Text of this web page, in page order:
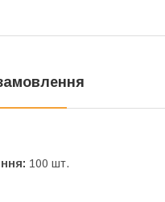
100 шт.